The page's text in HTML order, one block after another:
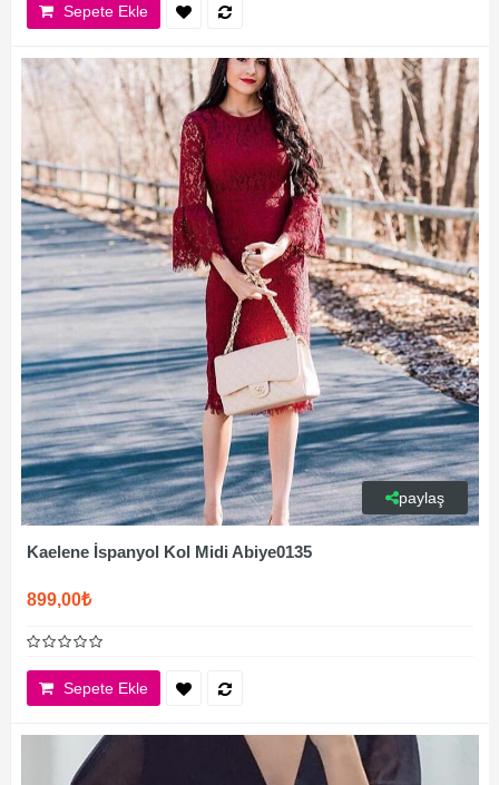
Sepete Ekle
paylaş
Kaelene İspanyol Kol Midi Abiye0135
899,00₺
Sepete Ekle